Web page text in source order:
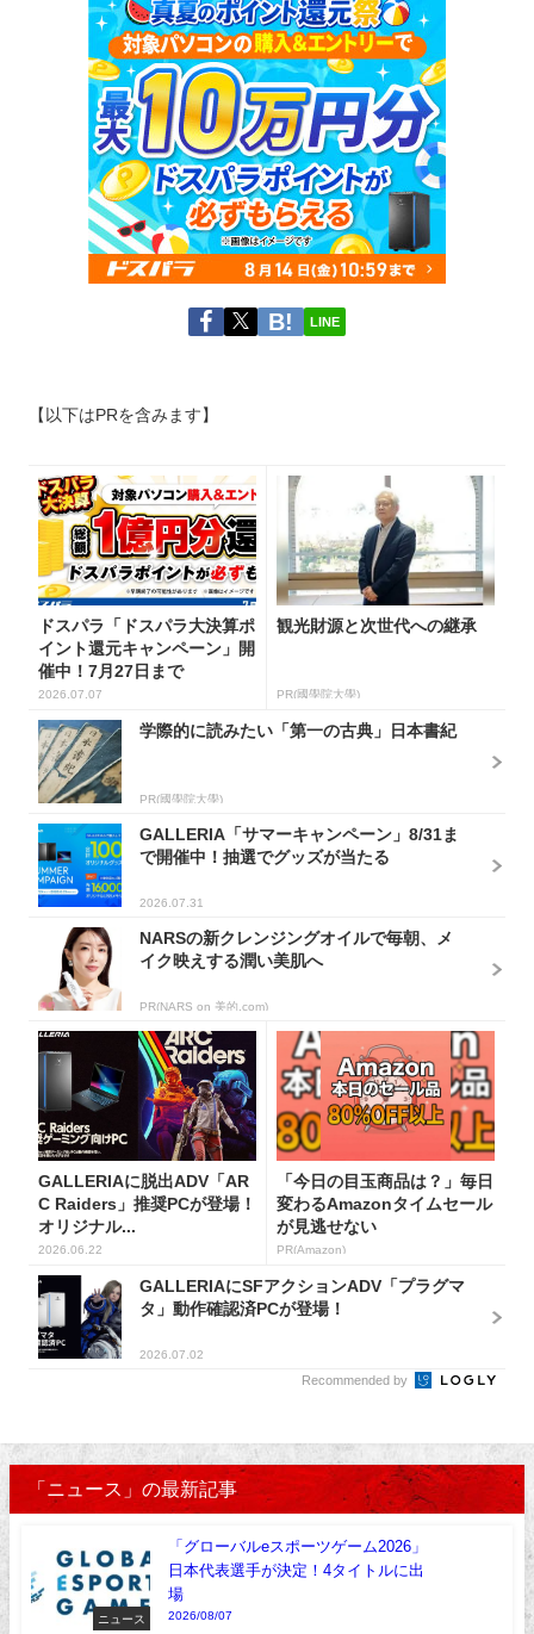
LINE
【以下はPRを含みます】
ドスパラ「ドスパラ大決算ポ
イント還元キャンペーン」開
催中！7月27日まで
2026.07.07
観光財源と次世代への継承
PR(國學院大學)
学際的に読みたい「第一の古典」日本書紀
PR(國學院大學)
GALLERIA「サマーキャンペーン」8/31ま
で開催中！抽選でグッズが当たる
2026.07.31
NARSの新クレンジングオイルで毎朝、メ
イク映えする潤い美肌へ
PR(NARS on 美的.com)
GALLERIAに脱出ADV「AR
C Raiders」推奨PCが登場！
オリジナル...
2026.06.22
「今日の目玉商品は？」毎日
変わるAmazonタイムセール
が見逃せない
PR(Amazon)
GALLERIAにSFアクションADV「プラグマ
タ」動作確認済PCが登場！
2026.07.02
Recommended by
「ニュース」の最新記事
ニュース
「グローバルeスポーツゲーム2026」
日本代表選手が決定！4タイトルに出
場
2026/08/07